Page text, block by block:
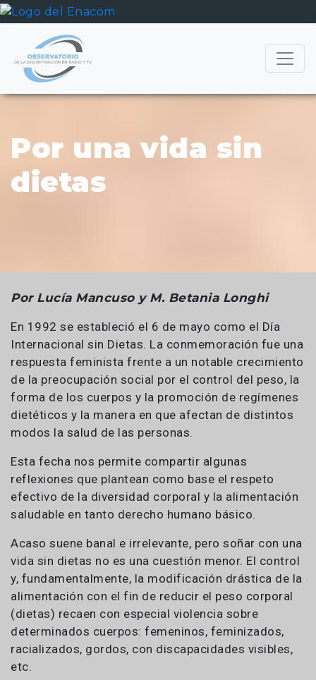
Por una vida sin
dietas
Por Lucía Mancuso y M. Betania Longhi
En 1992 se estableció el 6 de mayo como el Día
Internacional sin Dietas. La conmemoración fue una
respuesta feminista frente a un notable crecimiento
de la preocupación social por el control del peso, la
forma de los cuerpos y la promoción de regímenes
dietéticos y la manera en que afectan de distintos
modos la salud de las personas.
Esta fecha nos permite compartir algunas
reflexiones que plantean como base el respeto
efectivo de la diversidad corporal y la alimentación
saludable en tanto derecho humano básico.
Acaso suene banal e irrelevante, pero soñar con una
vida sin dietas no es una cuestión menor. El control
y, fundamentalmente, la modificación drástica de la
alimentación con el fin de reducir el peso corporal
(dietas) recaen con especial violencia sobre
determinados cuerpos: femeninos, feminizados,
racializados, gordos, con discapacidades visibles,
etc.